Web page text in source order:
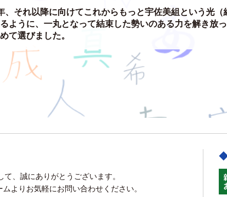
、それ以降に向けてこれからもっと宇佐美組という光（
ように、一丸となって結束した勢いのある力を解き放
て選びました。
、誠にありがとうございます。
よりお気軽にお問い合わせください。